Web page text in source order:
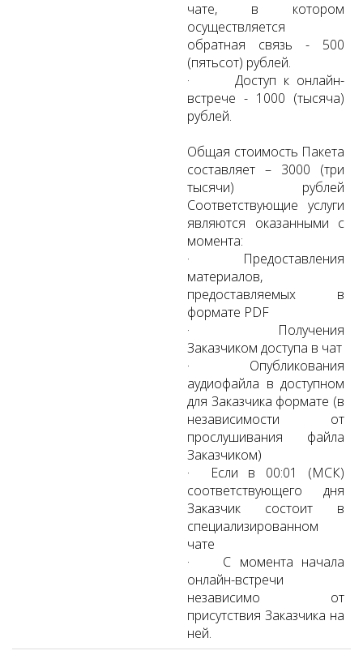
чате, в котором
осуществляется
обратная связь - 500
(пятьсот) рублей.
· Доступ к онлайн-
встрече - 1000 (тысяча)
рублей.
Общая стоимость Пакета
составляет – 3000 (три
тысячи) рублей
Соответствующие услуги
являются оказанными с
момента:
· Предоставления
материалов,
предоставляемых в
формате PDF
· Получения
Заказчиком доступа в чат
· Опубликования
аудиофайла в доступном
для Заказчика формате (в
независимости от
прослушивания файла
Заказчиком)
· Если в 00:01 (МСК)
соответствующего дня
Заказчик состоит в
специализированном
чате
· С момента начала
онлайн-встречи
независимо от
присутствия Заказчика на
ней.